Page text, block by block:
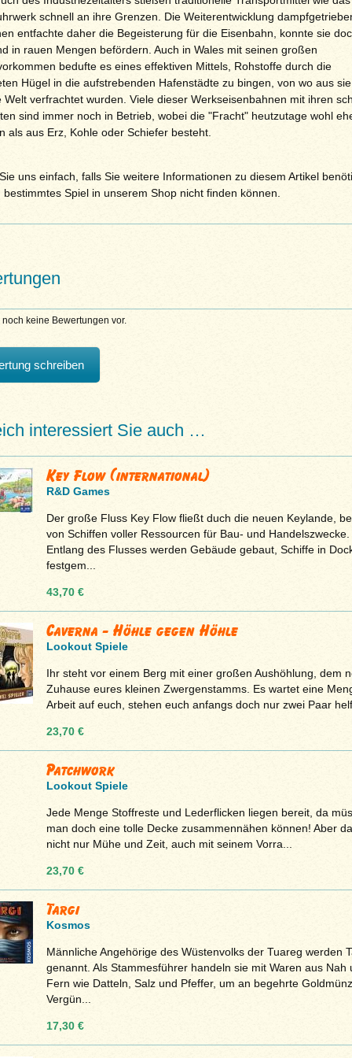
schnell an ihre Grenzen. Die Weiterentwicklung
entfachte daher die Begeisterung für die Eisenbahn, konnte sie
in rauen Mengen befördern. Auch in Wales mit seinen großen
bedufte es eines effektiven Mittels, Rohstoffe durch die
Hügel in die aufstrebenden Hafenstädte zu bingen, von wo aus
Welt verfrachtet wurden. Viele dieser Werkseisenbahnen mit ihren
sind immer noch in Betrieb, wobei die "Fracht" heutzutage wohl
als aus Erz, Kohle oder Schiefer besteht.
uns einfach, falls Sie weitere Informationen zu diesem Artikel
bestimmtes Spiel in unserem Shop nicht finden können.
keine Bewertungen vor.
schreiben
interessiert Sie auch …
Key Flow (international)
R&D Games
Der große Fluss Key Flow fließt duch die neuen Keylande,
von Schiffen voller Ressourcen für Bau- und Handelszwecke.
Entlang des Flusses werden Gebäude gebaut, Schiffe in
festgem...
43,70 €
Caverna - Höhle gegen Höhle
Lookout Spiele
Ihr steht vor einem Berg mit einer großen Aushöhlung, dem
Zuhause eures kleinen Zwergenstamms. Es wartet eine
Arbeit auf euch, stehen euch anfangs doch nur zwei Paar
23,70 €
Patchwork
Lookout Spiele
Jede Menge Stoff­reste und Leder­fli­cken lie­gen bereit, da
man doch eine tolle Decke zusam­men­nä­hen kön­nen! Aber
nicht nur Mühe und Zeit, auch mit sei­nem Vor­ra...
23,70 €
Targi
Kosmos
Männliche Angehörige des Wüstenvolks der Tuareg werden
genannt. Als Stammesführer handeln sie mit Waren aus Nah
Fern wie Datteln, Salz und Pfeffer, um an begehrte
Vergün...
17,30 €